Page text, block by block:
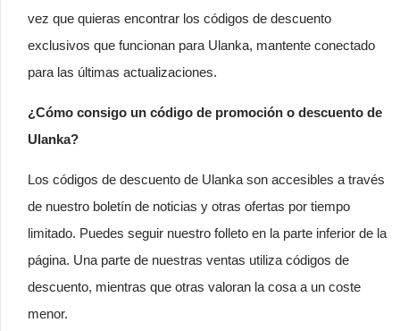
vez que quieras encontrar los códigos de descuento
exclusivos que funcionan para Ulanka, mantente conectado
para las últimas actualizaciones.
¿Cómo consigo un código de promoción o descuento de
Ulanka?
Los códigos de descuento de Ulanka son accesibles a través
de nuestro boletín de noticias y otras ofertas por tiempo
limitado. Puedes seguir nuestro folleto en la parte inferior de la
página. Una parte de nuestras ventas utiliza códigos de
descuento, mientras que otras valoran la cosa a un coste
menor.